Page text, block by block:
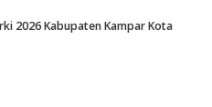
2026 Kabupaten Kampar Kota